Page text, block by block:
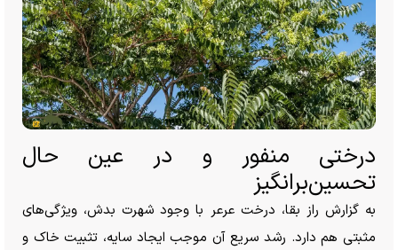
درختی منفور و در عین حال
تحسین‌برانگیز
به گزارش راز بقا، درخت عرعر با وجود شهرت بدش، ویژگی‌های
مثبتی هم دارد. رشد سریع آن موجب ایجاد سایه، تثبیت خاک و